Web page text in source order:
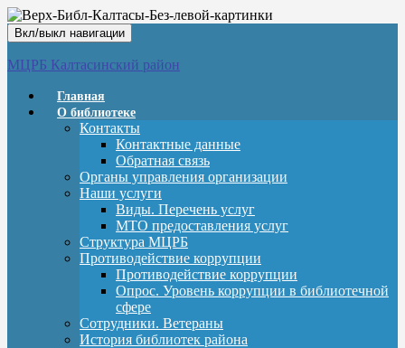
Вкл/выкл навигации
МЦРБ Калтасинский район
Главная
О библиотеке
Контакты
Контактные данные
Обратная связь
Органы управления организации
Наши услуги
Виды. Перечень услуг
МТО предоставления услуг
Структура МЦРБ
Противодействие коррупции
Противодействие коррупции
Опрос. Уровень коррупции в библиотечной
сфере
Сотрудники. Ветераны
История библиотек района